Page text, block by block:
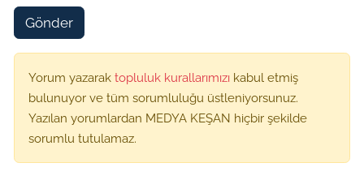
Gönder
Yorum yazarak topluluk kurallarımızı kabul etmiş
bulunuyor ve tüm sorumluluğu üstleniyorsunuz.
Yazılan yorumlardan MEDYA KEŞAN hiçbir şekilde
sorumlu tutulamaz.